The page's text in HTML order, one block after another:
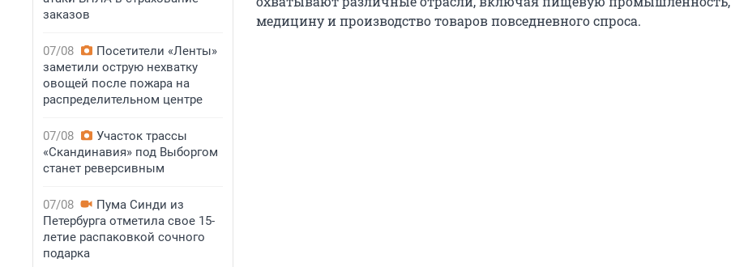
заказов
07/08
Посетители «Ленты»
заметили острую нехватку
овощей после пожара на
распределительном центре
07/08
Участок трассы
«Скандинавия» под Выборгом
станет реверсивным
07/08
Пума Синди из
Петербурга отметила свое 15-
летие распаковкой сочного
подарка
медицину и производство товаров повседневного спроса.